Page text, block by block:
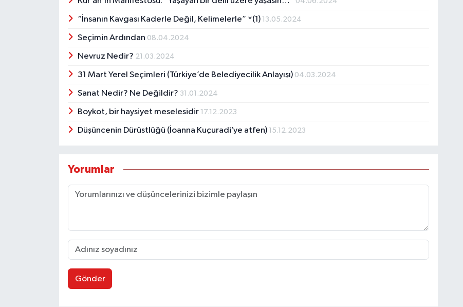
“İnsanın Kavgası Kaderle Değil, Kelimelerle” *(1) 13.05.2024
Seçimin Ardından 08.04.2024
Nevruz Nedir? 21.03.2024
31 Mart Yerel Seçimleri (Türkiye’de Belediyecilik Anlayışı) 04.03.2024
Sanat Nedir? Ne Değildir? 31.01.2024
Boykot, bir haysiyet meselesidir 17.12.2023
Düşüncenin Dürüstlüğü (İoanna Kuçuradi’ye atfen) 15.12.2023
Yorumlar
Gönder